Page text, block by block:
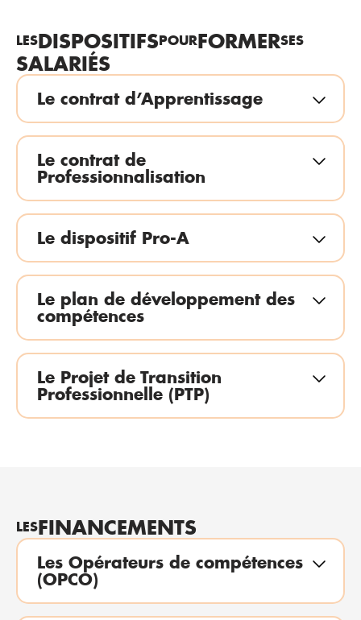
LESDISPOSITIFSPOURFORMERSES
SALARIÉS
Le contrat d’Apprentissage
Le contrat de
Professionnalisation
Le dispositif Pro-A
Le plan de développement des
compétences
Le Projet de Transition
Professionnelle (PTP)
LESFINANCEMENTS
Les Opérateurs de compétences
(OPCO)